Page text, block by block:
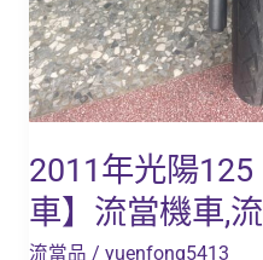
2011年光陽
車】流當機車,
流當品 / yuenfong5413
價
$14500